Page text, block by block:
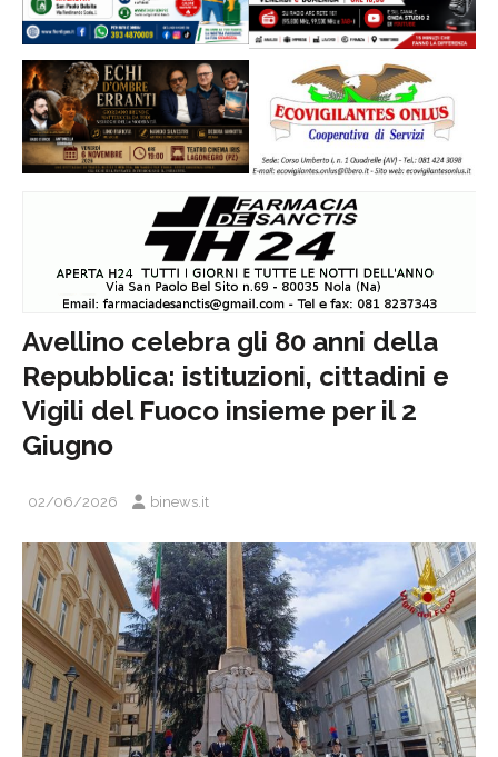
Avellino celebra gli 80 anni della
Repubblica: istituzioni, cittadini e
Vigili del Fuoco insieme per il 2
Giugno
02/06/2026 binews.it